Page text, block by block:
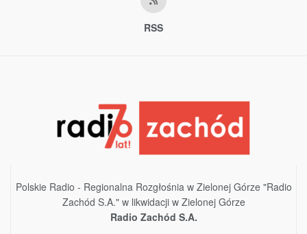
RSS
Polskie Radio - Regionalna Rozgłośnia w Zielonej Górze "Radio
Zachód S.A." w likwidacji w Zielonej Górze
Radio Zachód S.A.